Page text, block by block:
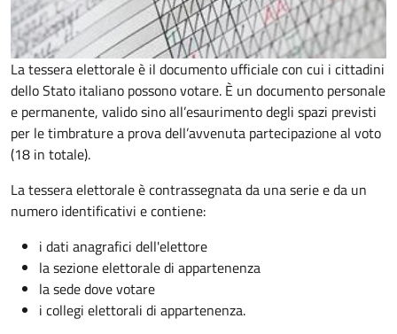
La tessera elettorale è il documento ufficiale con cui i cittadini
dello Stato italiano possono votare. È un documento personale
e permanente, valido sino all’esaurimento degli spazi previsti
per le timbrature a prova dell’avvenuta partecipazione al voto
(18 in totale).
La tessera elettorale è contrassegnata da una serie e da un
numero identificativi e contiene:
i dati anagrafici dell'elettore
la sezione elettorale di appartenenza
la sede dove votare
i collegi elettorali di appartenenza.